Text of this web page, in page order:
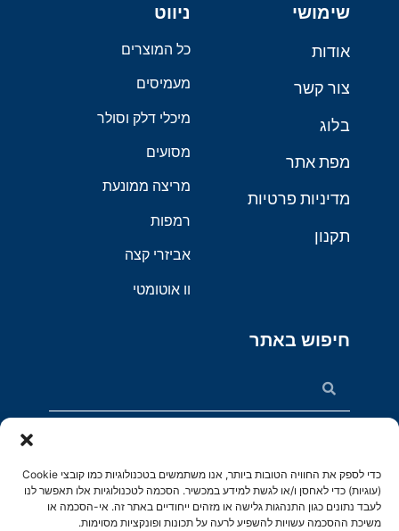
כדי לספק את החוויה הטובות ביותר, אנו משתמשים בטכנולוגיות כמו קובצי Cookie
(עוגיות) כדי לאחסן ו/או לגשת למידע במכשיר. הסכמה לטכנולוגיות אלו תאפשר לנו
לעבד נתונים כגון התנהגות גלישה או מזהים ייחודיים באתר זה. אי-הסכמה או
משיכת ההסכמה עשויות להשפיע לרעה על תכונות ופונקציות מסוימות.
שימושי
אודות
צור קשר
בלוג
מפת אתר
מדיניות פרטיות
תקנון
ניווט
כל המוצרים
מעמיסים
מיכלי דלק וסולר
מסועים
מריצה ממונעת
רמפות
אביזרי קצה
וו אוטומטי
חיפוש באתר
© 2019 כל הזכויות שמורות לא.ע. צאלון יבוא ושיווק בע"מ.